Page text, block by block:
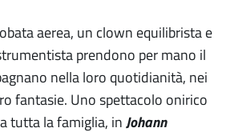
aerea, un clown equilibrista e
prendono per mano il
nella loro quotidianità, nei
fantasie. Uno spettacolo onirico
tutta la famiglia, inJohann